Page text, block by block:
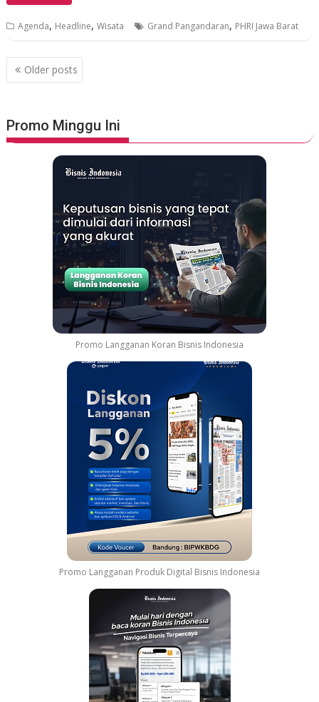
Agenda, Headline,Wisata Grand Pangandaran, PHRI Jawa Barat
P
o
t
s
Older posts
Promo Minggu Ini
Promo Langganan Koran Bisnis Indonesia
Promo Langganan Produk Digital Bisnis Indonesia